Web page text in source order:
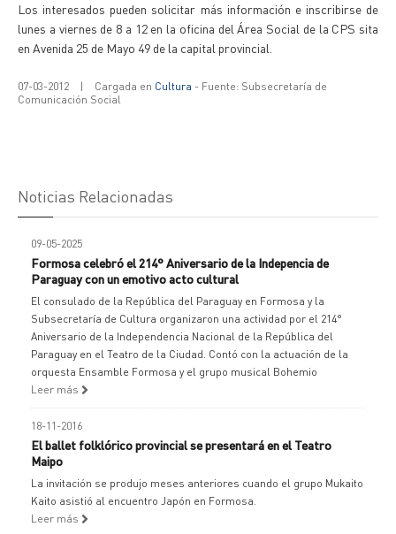
Los interesados pueden solicitar más información e inscribirse de
lunes a viernes de 8 a 12 en la oficina del Área Social de la CPS sita
en Avenida 25 de Mayo 49 de la capital provincial.
07-03-2012 | Cargada en Cultura - Fuente: Subsecretaría de
Comunicación Social
Noticias Relacionadas
09-05-2025
Formosa celebró el 214° Aniversario de la Indepencia de
Paraguay con un emotivo acto cultural
El consulado de la República del Paraguay en Formosa y la
Subsecretaría de Cultura organizaron una actividad por el 214°
Aniversario de la Independencia Nacional de la República del
Paraguay en el Teatro de la Ciudad. Contó con la actuación de la
orquesta Ensamble Formosa y el grupo musical Bohemio
Leer más
18-11-2016
El ballet folklórico provincial se presentará en el Teatro
Maipo
La invitación se produjo meses anteriores cuando el grupo Mukaito
Kaito asistió al encuentro Japón en Formosa.
Leer más